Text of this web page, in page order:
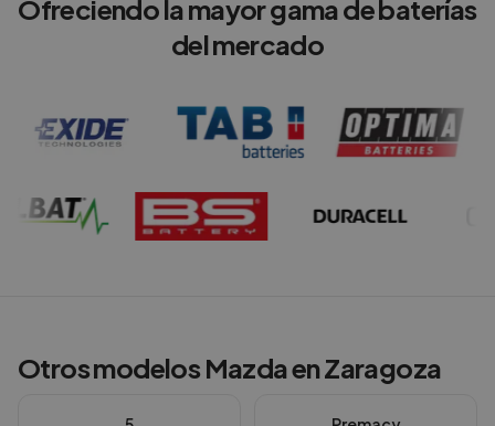
Ofreciendo la mayor gama de baterías
del mercado
Otros modelosMazdaenZaragoza